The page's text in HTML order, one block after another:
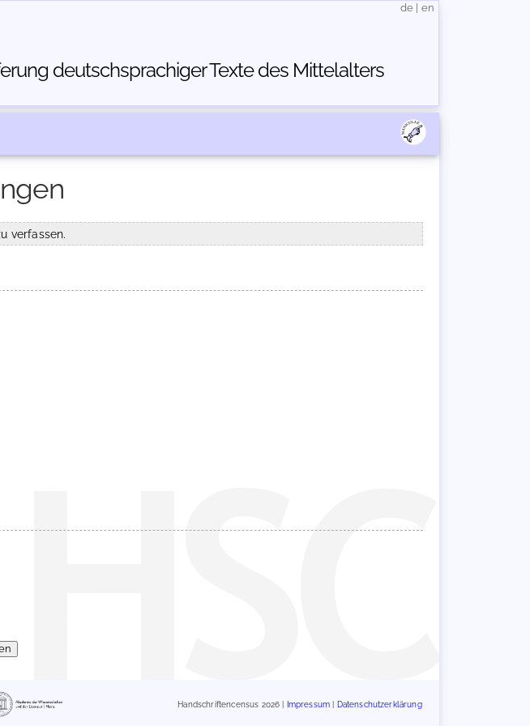
deutschsprachiger Texte des Mittelalters
de en
verfassen.
Handschriftencensus 2026 | Impressum Datenschutzerklärung